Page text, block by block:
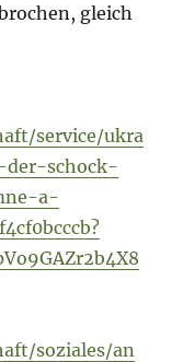
gleich
service/ukra
schock-
a-
soziales/an